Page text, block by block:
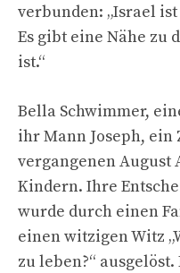
verbunden: „Israel
Es gibt eine Nähe zu
ist.“
Bella Schwimmer,
ihr Mann Joseph,
vergangenen
Kindern. Ihre
wurde durch einen
einen witzigen Witz
zu leben?“